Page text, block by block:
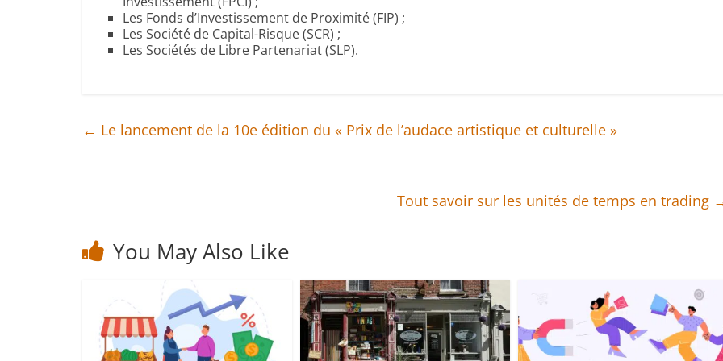
Les Fonds d’Investissement de Proximité (FIP) ;
Les Société de Capital-Risque (SCR) ;
Les Sociétés de Libre Partenariat (SLP).
← Le lancement de la 10e édition du « Prix de l’audace artistique et culturelle »
Tout savoir sur les unités de temps en trading
You May Also Like